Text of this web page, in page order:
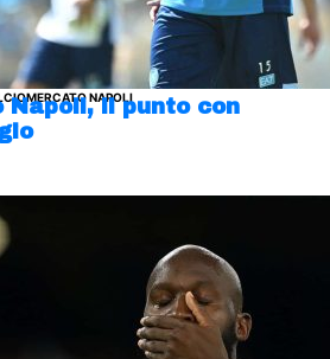
NAPOLI
Napoli, il punto con